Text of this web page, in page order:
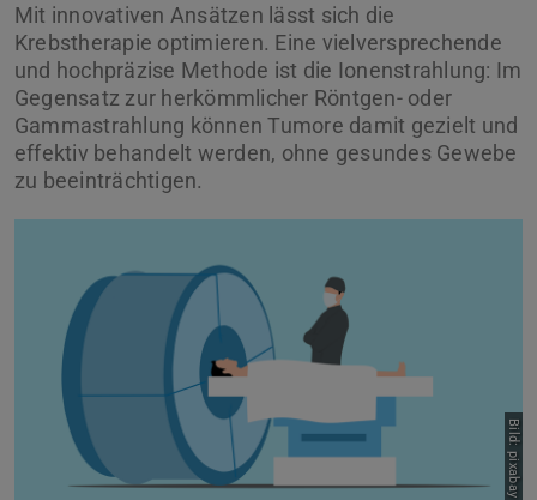
Mit innovativen Ansätzen lässt sich die
Krebstherapie optimieren. Eine vielversprechende
und hochpräzise Methode ist die Ionenstrahlung: Im
Gegensatz zur herkömmlicher Röntgen- oder
Gammastrahlung können Tumore damit gezielt und
effektiv behandelt werden, ohne gesundes Gewebe
zu beeinträchtigen.
Bild: pixabay